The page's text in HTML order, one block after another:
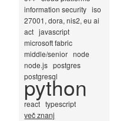
information security iso
27001, dora, nis2, eu ai
act javascript
microsoft fabric
middle/senior node
node.js postgres
postgresql
python
react typescript
več znanj